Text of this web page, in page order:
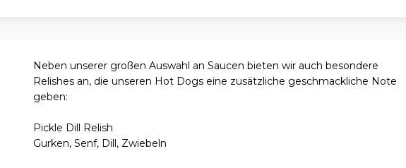
Neben unserer großen Auswahl an Saucen bieten wir auch besondere
Relishes an, die unseren Hot Dogs eine zusätzliche geschmackliche Note
geben:
Pickle Dill Relish
Gurken, Senf, Dill, Zwiebeln